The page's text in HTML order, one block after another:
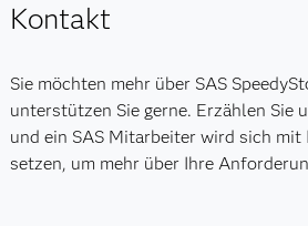
Kontakt
Sie möchten mehr über SAS
unterstützen Sie gerne. Erzählen Sie
und ein SAS Mitarbeiter wird sich mit
setzen, um mehr über Ihre